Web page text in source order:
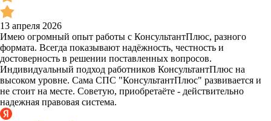
13 апреля 2026
Имею огромный опыт работы с КонсультантПлюс, разного
формата. Всегда показывают надёжность, честность и
достоверность в решении поставленных вопросов.
Индивидуальный подход работников КонсультантПлюс на
высоком уровне. Сама СПС "КонсультантПлюс" развивается и
не стоит на месте. Советую, приобретаёте - действительно
надежная правовая система.